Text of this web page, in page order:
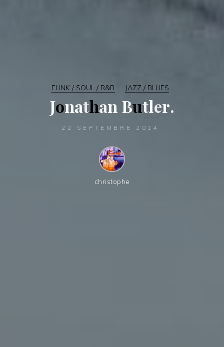
FUNK / SOUL / R&B JAZZ / BLUES
Jonathan Butler.
22 SEPTEMBRE 2014
christophe